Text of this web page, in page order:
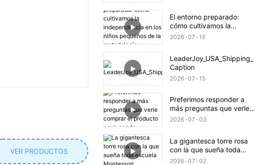
VER PRODUCTOS
El entorno preparado:
cómo cultivamos la
independencia en los
2026 07 16
LeaderJoy_USA_Shipping_
Caption
2026 07 15
Preferimos responder a
más preguntas que verle
comprar el producto
2026 07 03
La gigantesca torre rosa
con la que sueña toda
escuela Montessori
2026 07 02